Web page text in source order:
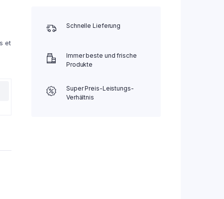
et
Schnelle Lieferung
Immer beste und frische
Produkte
Super Preis-Leistungs-
Verhältnis